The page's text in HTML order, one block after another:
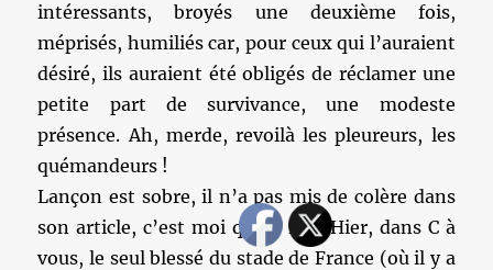
intéressants, broyés une deuxième fois,
méprisés, humiliés car, pour ceux qui l’auraient
désiré, ils auraient été obligés de réclamer une
petite part de survivance, une modeste
présence. Ah, merde, revoilà les pleureurs, les
quémandeurs !
Lançon est sobre, il n’a pas mis de colère dans
son article, c’est moi qui le fais. Hier, dans C à
vous, le seul blessé du stade de France (où il y a